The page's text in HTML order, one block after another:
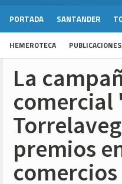
PORTADA SANTANDER
HEMEROTECA
La
comercial
premios